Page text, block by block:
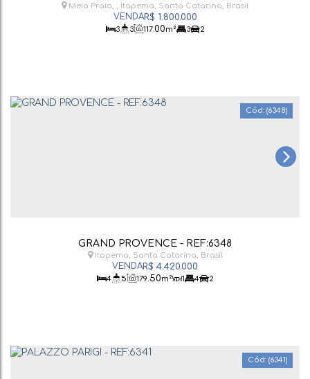
R$ 1.800.000
Meia Praia , Itapema, Santa Catarina, Brasil
3 3 117.00m² 3 2
(6348)
GRAND PROVENCE - REF:6348
R$ 4.420.000
Itapema, Santa Catarina, Brasil
4 5 179 .50m² 1 4 2
(6341)